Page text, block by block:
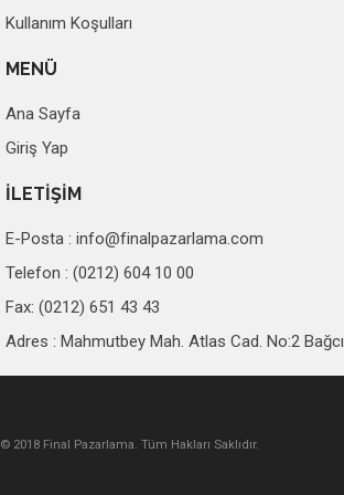
Kullanım Koşulları
MENÜ
Ana Sayfa
Giriş Yap
İLETİŞİM
E-Posta : info@finalpazarlama.com
Telefon : (0212) 604 10 00
Fax: (0212) 651 43 43
Adres : Mahmutbey Mah. Atlas Cad. No:2
© 2018 Final Pazarlama. Tüm Hakları Saklıdır.